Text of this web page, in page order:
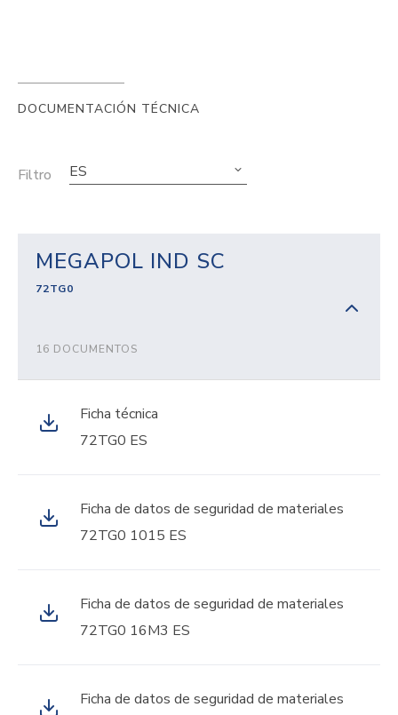
DOCUMENTACIÓN TÉCNICA
Filtro ES
MEGAPOL IND SC
72TG0
16 DOCUMENTOS
Ficha técnica
72TG0 ES
Ficha de datos de seguridad de materiales
72TG0 1015 ES
Ficha de datos de seguridad de materiales
72TG0 16M3 ES
Ficha de datos de seguridad de materiales